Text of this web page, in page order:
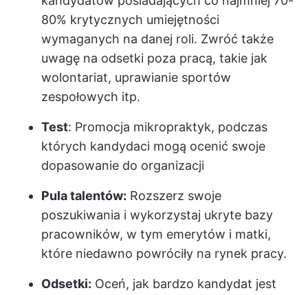
80% krytycznych umiejętności
wymaganych na danej roli. Zwróć także
uwagę na odsetki poza pracą, takie jak
wolontariat, uprawianie sportów
zespołowych itp.
Test: Promocja mikropraktyk, podczas
których kandydaci mogą ocenić swoje
dopasowanie do organizacji
Pula talentów: Rozszerz swoje
poszukiwania i wykorzystaj ukryte bazy
pracowników, w tym emerytów i matki,
które niedawno powróciły na rynek pracy.
Odsetki: Oceń, jak bardzo kandydat jest